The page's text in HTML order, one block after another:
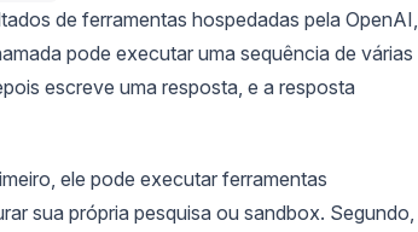
de ferramentas hospedadas pela OpenAI,
pode executar uma sequência de várias
escreve uma resposta, e a resposta
ele pode executar ferramentas
sua própria pesquisa ou sandbox. Segundo,